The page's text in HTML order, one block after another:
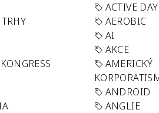
ACTIVE DAY
AEROBIC
AI
AKCE
AMERICKÝ
ANDROID
ANGLIE